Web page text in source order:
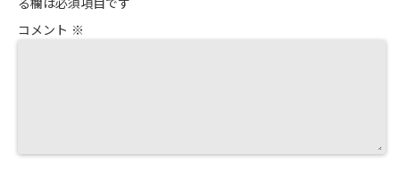
る欄は必須項目です
コメント ※